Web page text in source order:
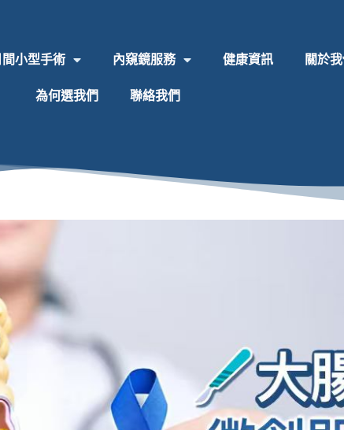
間小型手術 內窺鏡服務 健康資訊 關於
為何選我們 聯絡我們